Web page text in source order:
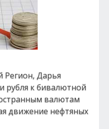
Дарья
рубля к бивалютной
валютам
движение нефтяных